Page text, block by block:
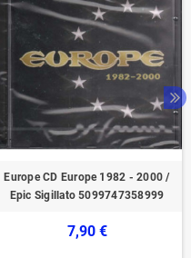
Europe CD Europe 1982 - 2000 /
Epic Sigillato 5099747358999
7,90 €